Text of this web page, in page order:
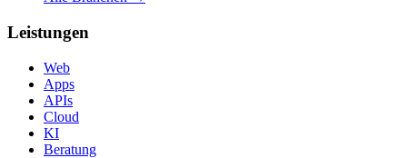
Leistungen
Web
Apps
APIs
Cloud
KI
Beratung